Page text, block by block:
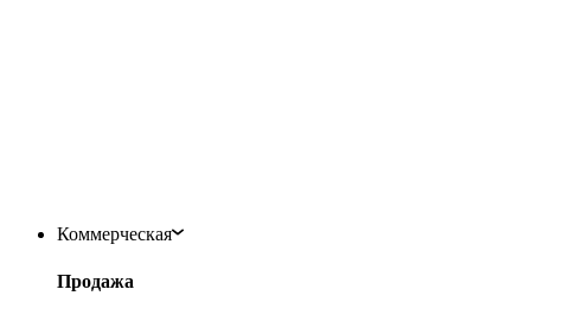
Коммерческая
Продажа